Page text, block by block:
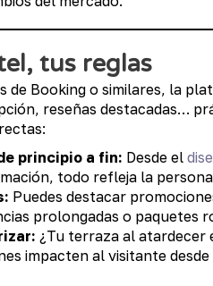
tus reglas
de Booking o similares, la
reseñas destacadas…
principio a fin: Desde el
todo refleja la
Puedes destacar
prolongadas o paquetes
¿Tu terraza al atardecer
impacten al visitante